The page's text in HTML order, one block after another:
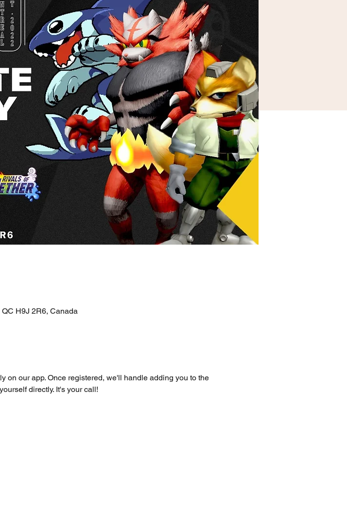
H9J 2R6, Canada
on our app. Once registered, we'll handle adding you to the
directly. It's your call!